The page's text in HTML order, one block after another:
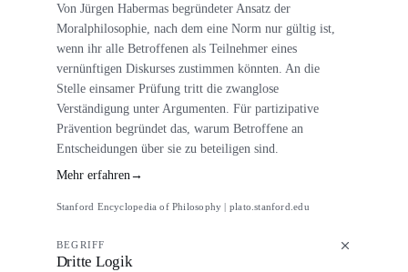
Von Jürgen Habermas begründeter Ansatz der
Moralphilosophie, nach dem eine Norm nur gültig ist,
wenn ihr alle Betroffenen als Teilnehmer eines
vernünftigen Diskurses zustimmen könnten. An die
Stelle einsamer Prüfung tritt die zwanglose
Verständigung unter Argumenten. Für partizipative
Prävention begründet das, warum Betroffene an
Entscheidungen über sie zu beteiligen sind.
Mehr erfahren →
Stanford Encyclopedia of Philosophy | plato.stanford.edu
BEGRIFF
Dritte Logik